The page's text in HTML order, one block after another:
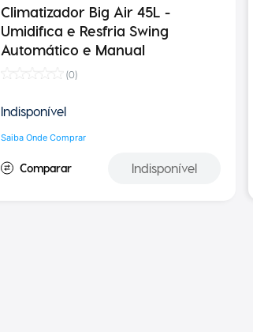
Climatizador Big Air 45L -
Umidifica e Resfria Swing
Automático e Manual
(0)
Indisponível
Saiba Onde Comprar
Indisponível